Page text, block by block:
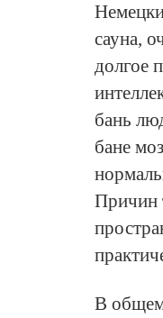
сауна,
долгое
бань
бане
Причин
В